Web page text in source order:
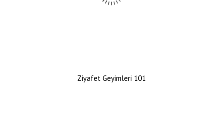
Ziyafet Geyimleri 101